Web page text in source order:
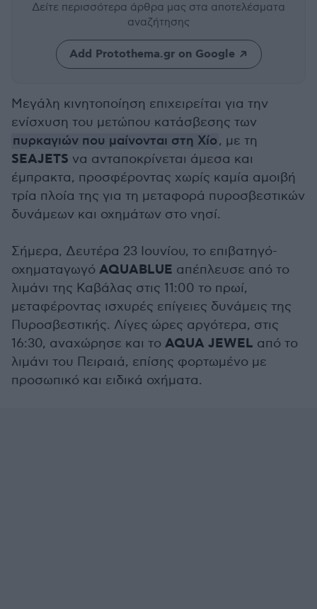
Δείτε περισσότερα άρθρα μας στα αποτελέσματα
αναζήτησης
Add Protothema.gr on Google
Μεγάλη κινητοποίηση επιχειρείται για την
ενίσχυση του μετώπου κατάσβεσης των
πυρκαγιών που μαίνονται στη Χίο, με τη
SEAJETS να ανταποκρίνεται άμεσα και
έμπρακτα, προσφέροντας χωρίς καμία αμοιβή
τρία πλοία της για τη μεταφορά πυροσβεστικών
δυνάμεων και οχημάτων στο νησί.
Σήμερα, Δευτέρα 23 Ιουνίου, το επιβατηγό-
οχηματαγωγό AQUABLUE απέπλευσε από το
λιμάνι της Καβάλας στις 11:00 το πρωί,
μεταφέροντας ισχυρές επίγειες δυνάμεις της
Πυροσβεστικής. Λίγες ώρες αργότερα, στις
16:30, αναχώρησε και το AQUA JEWEL από το
λιμάνι του Πειραιά, επίσης φορτωμένο με
προσωπικό και ειδικά οχήματα.